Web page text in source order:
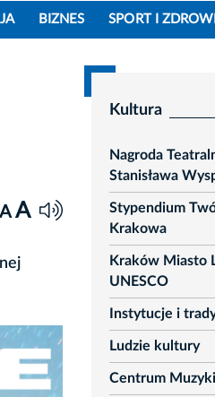
BIZNES SPORT I
A
Kultura
Nagroda
Stanisława
Stypendium
Krakowa
Kraków Miasto
UNESCO
Instytucje i
rozwiń
Ludzie kultury
rozwiń
Centrum